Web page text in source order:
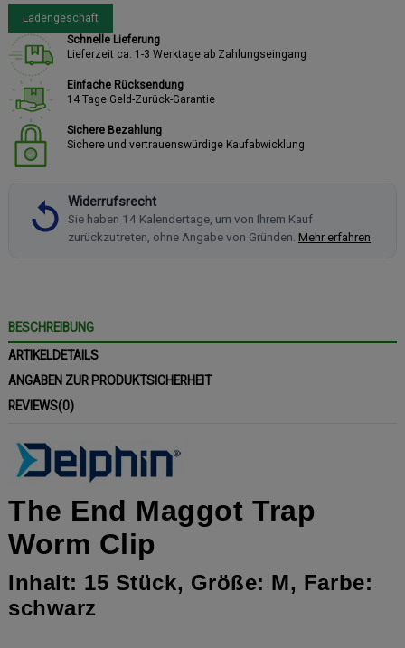
Ladengeschäft
Schnelle Lieferung
Lieferzeit ca. 1-3 Werktage ab Zahlungseingang
Einfache Rücksendung
14 Tage Geld-Zurück-Garantie
Sichere Bezahlung
Sichere und vertrauenswürdige Kaufabwicklung
Widerrufsrecht
Sie haben 14 Kalendertage, um von Ihrem Kauf
zurückzutreten, ohne Angabe von Gründen. Mehr erfahren
BESCHREIBUNG
ARTIKELDETAILS
ANGABEN ZUR PRODUKTSICHERHEIT
REVIEWS(0)
The End Maggot Trap
Worm Clip
Inhalt: 15 Stück, Größe: M, Farbe:
schwarz